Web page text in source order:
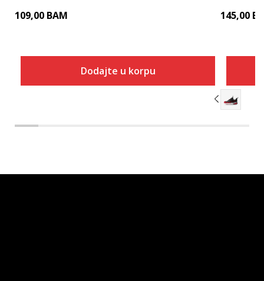
109,00 BAM
Dodajte u korpu
145,00